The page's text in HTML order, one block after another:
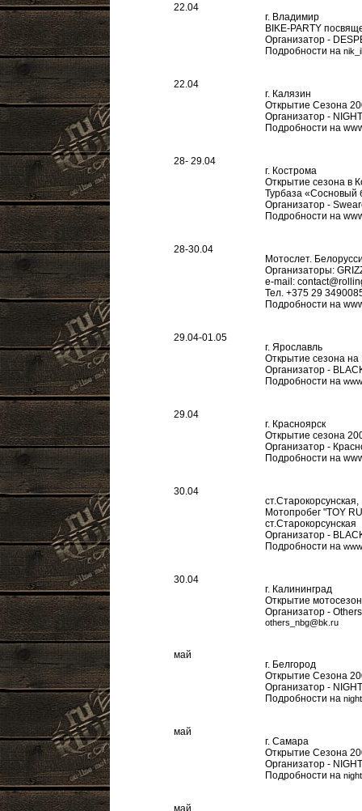
22.04
г. Владимир
BIKE-PARTY
Организатор -
Подробности на
22.04
г. Калязин
Открытие Сезона
Организатор -
Подробности на
28- 29.04
г. Кострома
Открытие сезона в
Турбаза «Сосновый
Организатор -
Подробности на
28-30.04
Мотослет.
Организаторы:
e-mail:
Тел. +375 29
Подробности на
29.04-01.05
г. Ярославль
Открытие сезона
Организатор -
Подробности на
29.04
г. Красноярск
Открытие сезона
Организатор -
Подробности на
30.04
Мотопробег "TOY
ст.Старокорсунская
Организатор -
Подробности на
30.04
г. Калининград
Открытие
Организатор -
others_nbg@bk.ru
май
г. Белгород
Открытие Сезона
Организатор -
Подробности на
май
г. Самара
Открытие Сезона
Организатор -
Подробности на
май